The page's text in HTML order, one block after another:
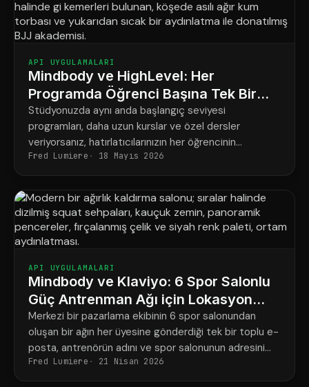
API UYGULAMALARI
Mindbody ve HighLevel: Her
Programda Öğrenci Başına Tek Bir
Net Program
Stüdyonuzda aynı anda başlangıç seviyesi
programları, daha uzun kurslar ve özel dersler
veriyorsanız, hatırlatıcılarınızın her öğrencinin
gerçekten ne için rezervasyon yaptırdığına uygun
şekilde ayarlanması şu şekildedir.
Fred Lumiere 18 Mayıs 2026
API UYGULAMALARI
Mindbody ve Klaviyo: 6 Spor Salonlu
Güç Antrenman Ağı için Lokasyon
Başına Pazarlama
Merkezi bir pazarlama ekibinin 6 spor salonundan
oluşan bir ağın her üyesine gönderdiği tek bir toplu e-
posta, antrenörün adını ve spor salonunun adresini
çoğu zaman yanlış yazıyor.
Fred Lumiere 21 Nisan 2026